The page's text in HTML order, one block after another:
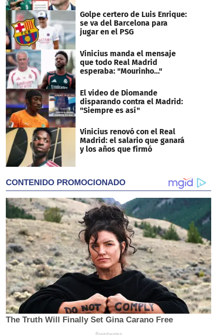
Golpe certero de Luis Enrique:
se va del Barcelona para
jugar en el PSG
Vinicius manda el mensaje
que todo Real Madrid
esperaba: "Mourinho..."
El video de Diomande
disparando contra el Madrid:
"Siempre es así"
Vinicius renovó con el Real
Madrid: el salario que ganará
y los años que firmó